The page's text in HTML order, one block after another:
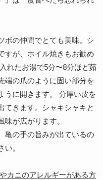
ボの仲間でとても美味。シ
すが、ホイル焼きもお勧め
れたお湯で5分〜8分ほど茹
端の爪のように固い部分を
うに開きます。 分厚い皮を
てきます。シャキシャキと
味が広がります。
亀の手の旨みが出ているの
。
カニのアレルギーがある方